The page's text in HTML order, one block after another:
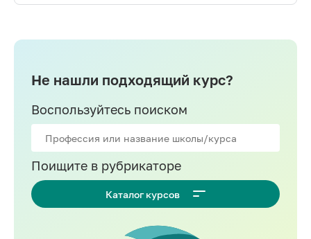
Не нашли подходящий курс?
Воспользуйтесь поиском
Поищите в рубрикаторе
Каталог курсов